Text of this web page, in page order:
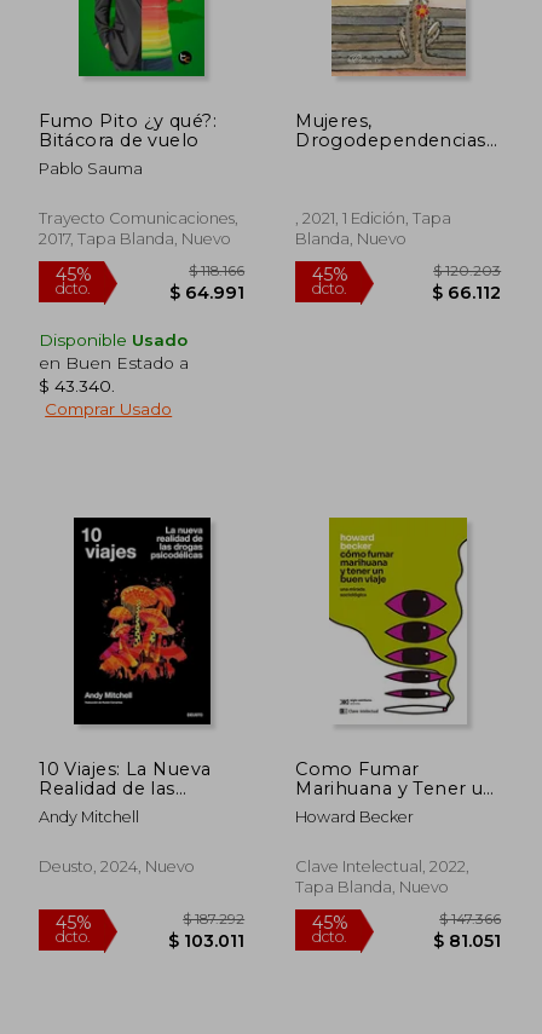
Fumo Pito ¿y qué?:
Bitácora de vuelo
Pablo Sauma
Trayecto Comunicaciones,
2017, Tapa Blanda, Nuevo
Disponible Usado
en Buen Estado a
$ 43.340
Comprar Usado
Mujeres,
Drogodependencias
, 2021, 1 Edición, Tapa
Blanda, Nuevo
10 Viajes: La Nueva
Realidad de las
Drogas Psicodélicas
Andy Mitchell
Deusto, 2024, Nuevo
Como Fumar
Marihuana y Tener un
Buen Viaje: Una
Mirada Sociologica
Howard Becker
Clave Intelectual, 2022,
Tapa Blanda, Nuevo